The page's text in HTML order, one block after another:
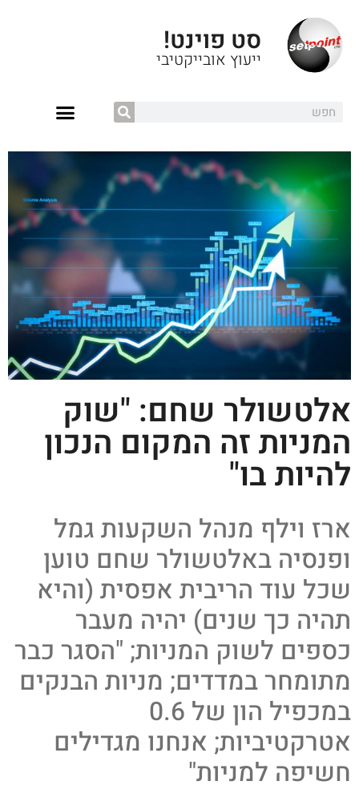
סט פוינט!
ייעוץ אובייקטיבי
אלטשולר שחם: "שוק
המניות זה המקום הנכון
להיות בו"
ארז וילף מנהל השקעות גמל
ופנסיה באלטשולר שחם טוען
שכל עוד הריבית אפסית (והיא
תהיה כך שנים) יהיה מעבר
כספים לשוק המניות; "הסגר כבר
מתומחר במדדים; מניות הבנקים
במכפיל הון של 0.6
אטרקטיביות; אנחנו מגדילים
חשיפה למניות"